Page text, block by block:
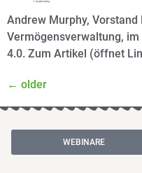
Andrew Murphy,
Vermögensverwaltung,
4.0. Zum Artikel (öffnet
← older
WEBINARE